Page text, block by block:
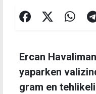
Ercan
yaparken
gram en